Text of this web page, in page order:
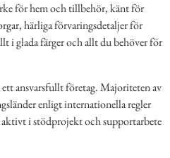
för hem och tillbehör, känt för
härliga förvaringsdetaljer för
i glada färger och allt du behöver för
ansvarsfullt företag. Majoriteten av
enligt internationella regler
i stödprojekt och supportarbete